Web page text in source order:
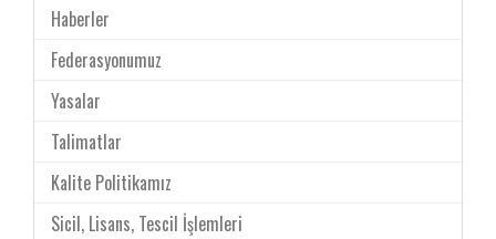
Haberler
Federasyonumuz
Yasalar
Talimatlar
Kalite Politikamız
Sicil, Lisans, Tescil İşlemleri